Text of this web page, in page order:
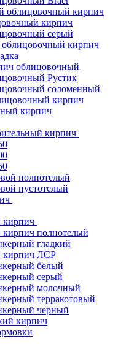
облицовочный кирпич
кирпич
серый
кирпич
облицовочный
Рустик
соломенный
кирпич
кирпич
кирпич
полнотелый
пустотелый
полнотелый
гладкий
кирпич ЛСР
белый
серый
молочный
терракотовый
черный
кирпич